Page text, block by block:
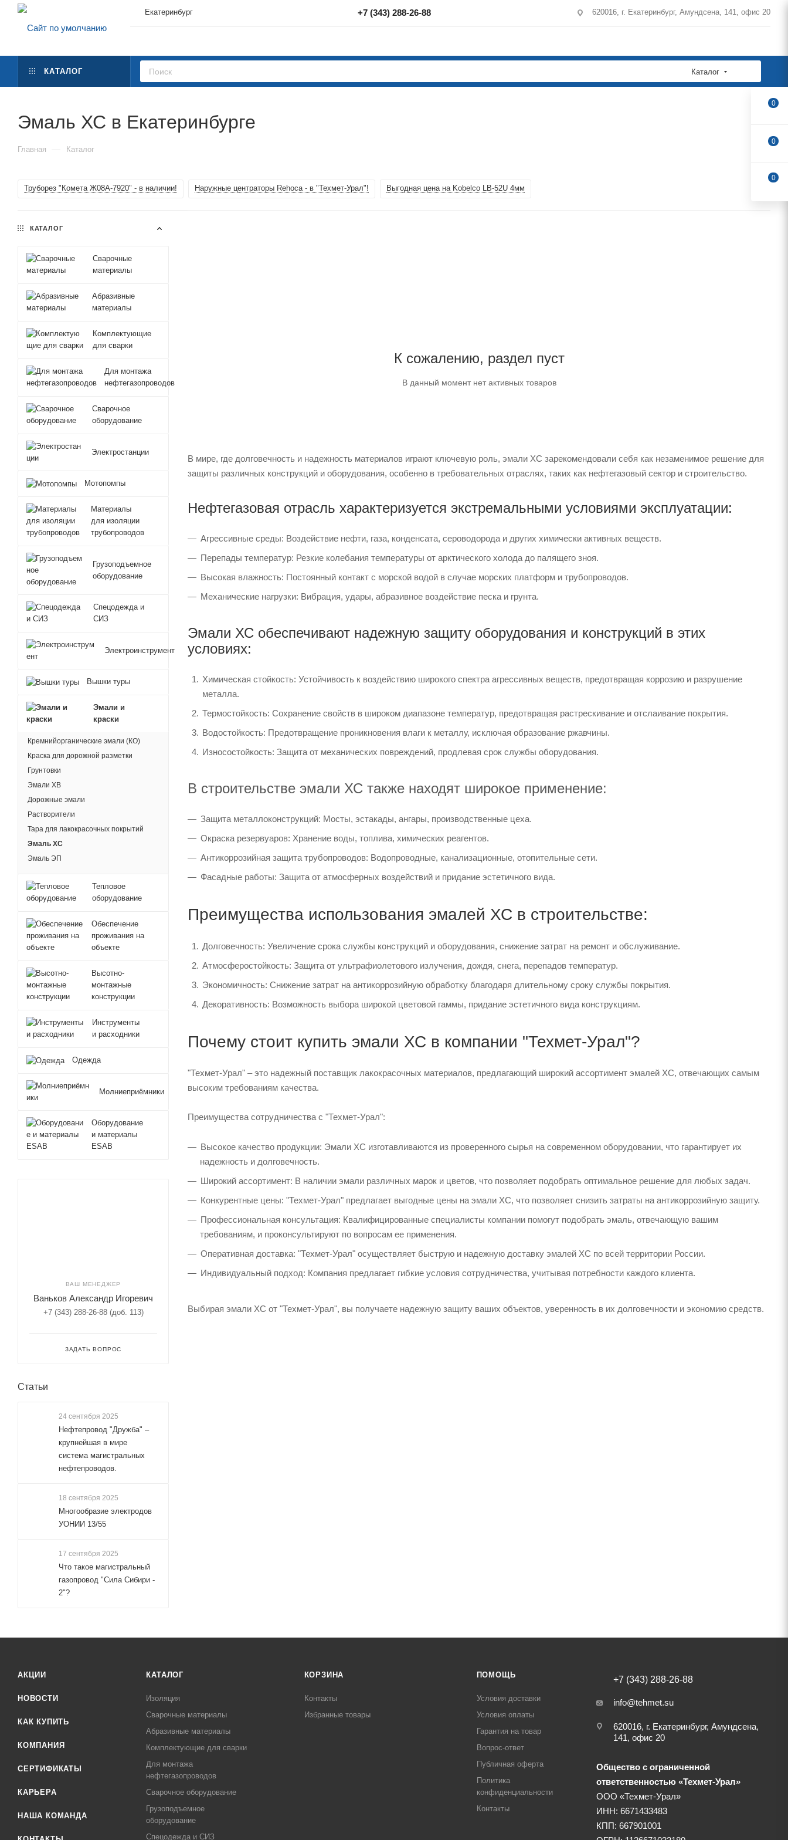
Екатеринбург +7 (343) 288-26-88 620016, г. Екатеринбург, Амундсена, 141, офис 20
КАТАЛОГ Каталог
Эмаль ХС в Екатеринбурге
Главная — Каталог
Труборез "Комета Ж08А-7920" - в наличии! Наружные центраторы Rehoca - в "Техмет-Урал"! Выгодная цена на Kobelco LB-52U 4мм
К сожалению, раздел пуст
В данный момент нет активных товаров
В мире, где долговечность и надежность материалов играют ключевую роль, эмали ХС зарекомендовали себя как незаменимое решение для
защиты различных конструкций и оборудования, особенно в требовательных отраслях, таких как нефтегазовый сектор и строительство.
Нефтегазовая отрасль характеризуется экстремальными условиями эксплуатации:
Агрессивные среды: Воздействие нефти, газа, конденсата, сероводорода и других химически активных веществ.
Перепады температур: Резкие колебания температуры от арктического холода до палящего зноя.
Высокая влажность: Постоянный контакт с морской водой в случае морских платформ и трубопроводов.
Механические нагрузки: Вибрация, удары, абразивное воздействие песка и грунта.
Эмали ХС обеспечивают надежную защиту оборудования и конструкций в этих
условиях:
Химическая стойкость: Устойчивость к воздействию широкого спектра агрессивных веществ, предотвращая коррозию и разрушение
металла.
Термостойкость: Сохранение свойств в широком диапазоне температур, предотвращая растрескивание и отслаивание покрытия.
Водостойкость: Предотвращение проникновения влаги к металлу, исключая образование ржавчины.
Износостойкость: Защита от механических повреждений, продлевая срок службы оборудования.
В строительстве эмали ХС также находят широкое применение:
Защита металлоконструкций: Мосты, эстакады, ангары, производственные цеха.
Окраска резервуаров: Хранение воды, топлива, химических реагентов.
Антикоррозийная защита трубопроводов: Водопроводные, канализационные, отопительные сети.
Фасадные работы: Защита от атмосферных воздействий и придание эстетичного вида.
Преимущества использования эмалей ХС в строительстве:
Долговечность: Увеличение срока службы конструкций и оборудования, снижение затрат на ремонт и обслуживание.
Атмосферостойкость: Защита от ультрафиолетового излучения, дождя, снега, перепадов температур.
Экономичность: Снижение затрат на антикоррозийную обработку благодаря длительному сроку службы покрытия.
Декоративность: Возможность выбора широкой цветовой гаммы, придание эстетичного вида конструкциям.
Почему стоит купить эмали ХС в компании "Техмет-Урал"?
"Техмет-Урал" – это надежный поставщик лакокрасочных материалов, предлагающий широкий ассортимент эмалей ХС, отвечающих самым
высоким требованиям качества.
Преимущества сотрудничества с "Техмет-Урал":
Высокое качество продукции: Эмали ХС изготавливаются из проверенного сырья на современном оборудовании, что гарантирует их
надежность и долговечность.
Широкий ассортимент: В наличии эмали различных марок и цветов, что позволяет подобрать оптимальное решение для любых задач.
Конкурентные цены: "Техмет-Урал" предлагает выгодные цены на эмали ХС, что позволяет снизить затраты на антикоррозийную защиту.
Профессиональная консультация: Квалифицированные специалисты компании помогут подобрать эмаль, отвечающую вашим
требованиям, и проконсультируют по вопросам ее применения.
Оперативная доставка: "Техмет-Урал" осуществляет быструю и надежную доставку эмалей ХС по всей территории России.
Индивидуальный подход: Компания предлагает гибкие условия сотрудничества, учитывая потребности каждого клиента.
Выбирая эмали ХС от "Техмет-Урал", вы получаете надежную защиту ваших объектов, уверенность в их долговечности и экономию средств.
КАТАЛОГ
Сварочные
материалы
Абразивные
материалы
Комплектующие
для сварки
Для монтажа
нефтегазопроводов
Сварочное
оборудование
Электростанции
Мотопомпы
Материалы
для изоляции
трубопроводов
Грузоподъемное
оборудование
Спецодежда и
СИЗ
Электроинструмент
Вышки туры
Эмали и
краски
Кремнийорганические эмали (КО)
Краска для дорожной разметки
Грунтовки
Эмали ХВ
Дорожные эмали
Растворители
Тара для лакокрасочных покрытий
Эмаль ХС
Эмаль ЭП
Тепловое
оборудование
Обеспечение
проживания на
объекте
Высотно-
монтажные
конструкции
Инструменты
и расходники
Одежда
Молниеприёмники
Оборудование
и материалы
ESAB
ВАШ МЕНЕДЖЕР
Ваньков Александр Игоревич
+7 (343) 288-26-88 (доб. 113)
ЗАДАТЬ ВОПРОС
Статьи
24 сентября 2025
Нефтепровод "Дружба" –
крупнейшая в мире
система магистральных
нефтепроводов.
18 сентября 2025
Многообразие электродов
УОНИИ 13/55
17 сентября 2025
Что такое магистральный
газопровод "Сила Сибири -
2"?
АКЦИИ
НОВОСТИ
КАК КУПИТЬ
КОМПАНИЯ
СЕРТИФИКАТЫ
КАРЬЕРА
НАША КОМАНДА
КАТАЛОГ
Изоляция
Сварочные материалы
Абразивные материалы
Комплектующие для сварки
Для монтажа
нефтегазопроводов
Сварочное оборудование
Грузоподъемное
оборудование
Спецодежда и СИЗ
КОРЗИНА
Контакты
Избранные товары
ПОМОЩЬ
Условия доставки
Условия оплаты
Гарантия на товар
Вопрос-ответ
Публичная оферта
Политика
конфиденциальности
Контакты
+7 (343) 288-26-88
info@tehmet.su
620016, г. Екатеринбург, Амундсена,
141, офис 20
Общество с ограниченной
ответственностью «Техмет-Урал»
ООО «Техмет-Урал»
ИНН: 6671433483
КПП: 667901001
0
0
0